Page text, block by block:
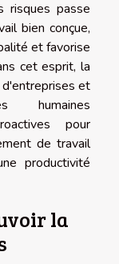
risques passe
bien conçue,
et favorise
cet esprit, la
et
humaines
pour
de travail
productivité
la